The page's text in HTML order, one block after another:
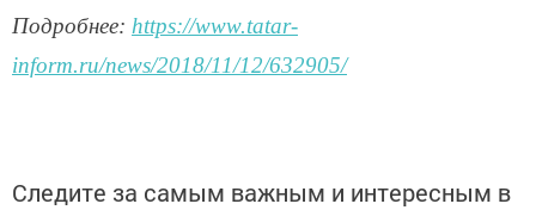
Подробнее: https://www.tatar-
inform.ru/news/2018/11/12/632905/
Следите за самым важным и интересным в